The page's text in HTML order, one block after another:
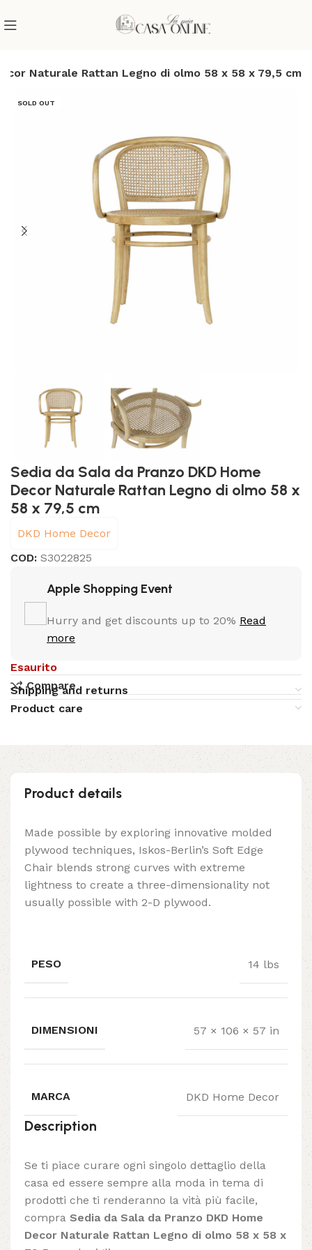
Naturale Rattan Legno di olmo 58 x 58 x 79,5 cm
SOLD OUT
Sedia da Sala da Pranzo DKD Home
Decor Naturale Rattan Legno di olmo 58 x
58 x 79,5 cm
DKD Home Decor
COD:S3022825
Apple Shopping Event
Hurry and get discounts up to 20% Read
more
Esaurito
Compare
Shipping and returns
Product care
Product details
Made possible by exploring innovative molded
plywood techniques, Iskos-Berlin’s Soft Edge
Chair blends strong curves with extreme
lightness to create a three-dimensionality not
usually possible with 2-D plywood.
PESO 14 lbs
DIMENSIONI 57 × 106 × 57 in
MARCA DKD Home Decor
Description
Se ti piace curare ogni singolo dettaglio della
casa ed essere sempre alla moda in tema di
prodotti che ti renderanno la vità più facile,
compra Sedia da Sala da Pranzo DKD Home
Decor Naturale Rattan Legno di olmo 58 x 58 x